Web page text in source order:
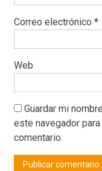
Correo electrónico *
Web
Guardar mi
este navegador
comentario.